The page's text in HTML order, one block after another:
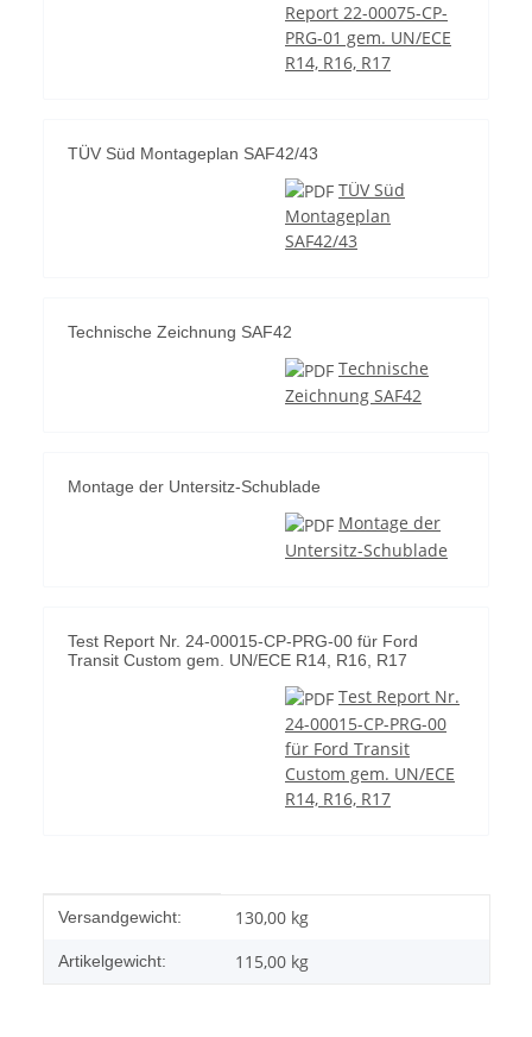
Report 22-00075-CP-
PRG-01 gem. UN/ECE
R14, R16, R17
TÜV Süd Montageplan SAF42/43
TÜV Süd
Montageplan
SAF42/43
Technische Zeichnung SAF42
Technische
Zeichnung SAF42
Montage der Untersitz-Schublade
Montage der
Untersitz-Schublade
Test Report Nr. 24-00015-CP-PRG-00 für Ford
Transit Custom gem. UN/ECE R14, R16, R17
Test Report Nr.
24-00015-CP-PRG-00
für Ford Transit
Custom gem. UN/ECE
R14, R16, R17
Produkteigenschaft
Wert
Versandgewicht: 130,00 kg
Artikelgewicht: 115,00 kg